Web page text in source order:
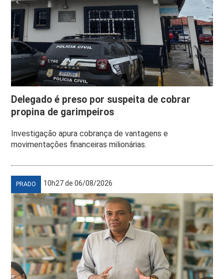
Delegado é preso por suspeita de cobrar
propina de garimpeiros
Investigação apura cobrança de vantagens e
movimentações financeiras milionárias.
PRADO 10h27 de 06/08/2026